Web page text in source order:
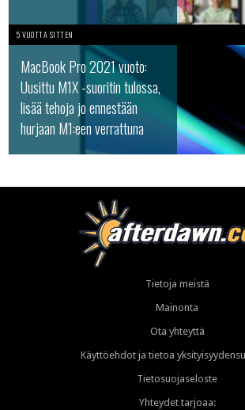
5 VUOTTA SITTEN
MacBook Pro 2021 vuoto:
Uusittu M1X -suoritin tulossa,
lisää tehoja jo ennestään
hurjaan M1:een verrattuna
Tietoja meistä
Mainonta
Ota yhteyttä
Käyttöehdot ja tietoa
Tietosuojaseloste
Yhteydet tarjoaa: